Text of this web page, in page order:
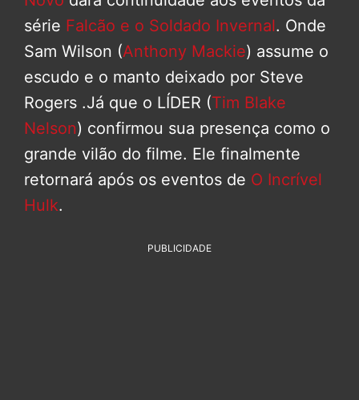
série Falcão e o Soldado Invernal. Onde
Sam Wilson (Anthony Mackie) assume o
escudo e o manto deixado por Steve
Rogers .Já que o LÍDER (Tim Blake
Nelson) confirmou sua presença como o
grande vilão do filme. Ele finalmente
retornará após os eventos de O Incrível
Hulk.
PUBLICIDADE